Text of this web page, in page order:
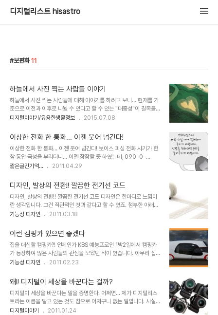
디지털리스트 hisastro
보편화 11
하늘에서 사진 찍는 사람들 이야기
하늘에서 사진 찍는 사람들에 대해 이야기를 하려고 보니... 현재를 기
준으로 이전과 이후로 나뉠 수 있다고 할 수 있는 "대중성"이 길목을
막아 섭니다. 간단히 쓰려고 한건데... 흐~ 어쨌든 이야기 하려고 했던
단히... 그래서 이에 대해 간단히 언급 한 후 불현듯 생각난 그 얘기로
마무리 져야 할 듯 합니다. 우선 먼저 "하늘에서 본 지구"라는 제목으
로 유명한 얀 아르튀스 베르트랑(Yann Arthus-Bertrand)은 많이
들 아실겁니다. 아래의 사진이 그 중 유명세를 탔었죠. 워낙 알려진 분
이라서 더 언급하긴 그렇고... 보신 김에 멋진 그의 사진을 보시려면...
디지털이야기/유용한생활정보 2015.07.08
이상한 전화 한 통화... 이젠 웃어 넘긴다!
이상한 전화 한 통화... 이젠 웃어 넘긴다! 보이스 피싱 전화 사기가 한
참 동안 극성을 부리더니... 이젠 잠잠할 듯 하였는데, 090-0-
0349 이라는 이상한 번호 하나가 액정에 뜨면서 휴대전화 벨이 울립
여자의 음성이 들립니다. 00카드가 연체되었으니 빠른 시간 내에 결
제하여 주시기 바랍니다. 상담직원을 원하시면 9번을 눌러주세요 하
지만 씨~익 웃고 그냥 전화를 끊었습니다. 그런데 녹음된 내용을 -통
화녹음 어플의 버그로 앞 부분은 잘려 "~으니 빠른 시간 내"부터 녹음
이 되었지만,- 다시 들으니 발음도 영~ 시원찮고... 어설퍼도 너무 어
라고 들리기도 합니다. 더구나 저..
짧은글긴기억... 2011.04.29
디자인, 발상의 전환!! 깔끔한 전기선 코드
디자인, 발상의 전환!! 깔끔한 전기선 코드 디자인은 한마디로 느낌이
란 생각입니다. 그건 직관적인 것과 같다고 할 수 있죠. 첨부한 아래의
디자인 이미지들만 보더라도 어떻게 적용되는지 바로 감이 옵니다. 그
다. 이 디자인을 잘만 응용하면 컴퓨터 주위의 온통 지저분하니 너저분
하게 널려진 전기선들도 그냥 한번에 깔끔히 정리될 수도 있겠다는 생
각이 들었습니다. 생각과 발상의 전환이라는 건 진정으로 이런 것이 아
닐까 합니다. 형광등의 발전과정을 보면서 최근 가정에 설치되는 삼파
장 뿐만아니라 요즘 일반 형광등이 설치된 형태와 과거 갓이 씌어져 있
한 건지 모른다는 생각을 하지 않을 ..
기능성 디자인 2011.03.18
이런 캠핑카 있으면 좋겠다
집을 대신할 캠핑카?! 언제인가 KBS 예능프로인 1박2일에서 캠핑카
가 등장하여 많은 사람들의 관심을 모았던 적이 있습니다. 아무리 집에
만 있기를 좋아하는 사람이라도 캠핑카가 있다면, 어딘가 떠나고 싶다
많이 왜곡되어 있는 부동산을 바라보는 사람들의 생각도 많이 변화할
듯 하기도 하구요. 서양의 경우에는 많이 보편화되었다지만, 국내의 경
우는 최근 캠핑카에 대한 관심이 증대되어 모임도 생기고, 자동차 캠핑
을 즐길 수 있는 장소들도 몇몇 곳에 조성되고 있으며, 최근 들어 자동
차 캠핑과 관련한 대회들이 개최되고 있다는 소식들을 가끔 접하긴 해
기능성 디자인 2011.02.23
왜!! 디지털이 세상을 바꾼다는 걸까?
디지털이 세상을 바꾼다는 말을 증명한다. 어쩌면... 제가 디지털리스
트라는 이름을 달고 있는 것도 참으로 어처구니 없는 일입니다. 사실,
그렇게 디지털적이지도 않은데 이런 이름을... -.-; 변명을 하자면, 그
디지털이야기 2011.01.24